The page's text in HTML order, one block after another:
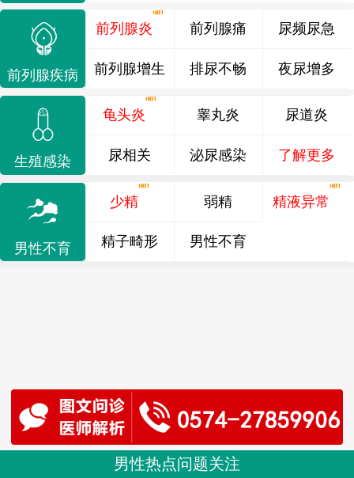
前列腺疾病
前列腺炎 前列腺痛 尿频尿急
前列腺增生 排尿不畅 夜尿增多
生殖感染
龟头炎 睾丸炎 尿道炎
尿相关 泌尿感染 了解更多
男性不育
少精 弱精 精液异常
精子畸形 男性不育
男性热点问题关注